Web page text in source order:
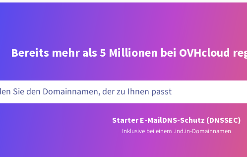
Bereits mehr als 5 Millionen bei OVHcloud
Starter E-MailDNS-Schutz (DNSSEC)
Inklusive bei einem .ind.in-Domainnamen